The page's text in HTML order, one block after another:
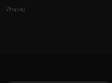
Więcej